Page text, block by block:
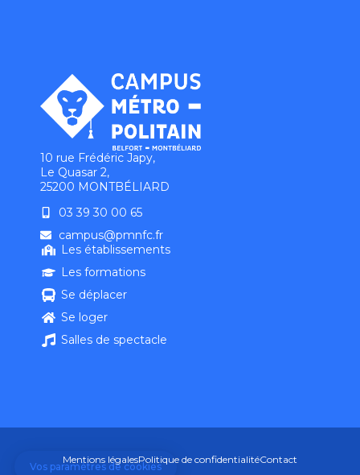
10 rue Frédéric Japy,
Le Quasar 2,
25200 MONTBÉLIARD
03 39 30 00 65
campus@pmnfc.fr
Les établissements
Les formations
Se déplacer
Se loger
Salles de spectacle
Mentions légalesPolitique de confidentialitéContact